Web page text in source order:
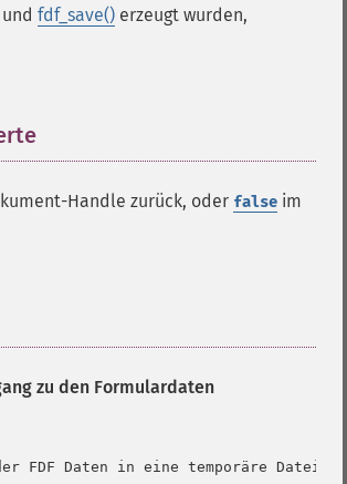
und fdf_save() erzeugt wurden,
Handle zurück, oder false im
zu den Formulardaten
FDF Daten in eine temporäre Datei